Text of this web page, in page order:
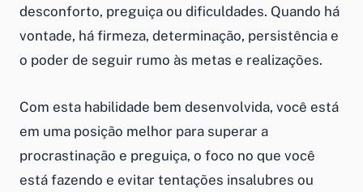
desconforto, preguiça ou dificuldades. Quando há
vontade, há firmeza, determinação, persistência e
o poder de seguir rumo às metas e realizações.
Com esta habilidade bem desenvolvida, você está
em uma posição melhor para superar a
procrastinação e preguiça, o foco no que você
está fazendo e evitar tentações insalubres ou